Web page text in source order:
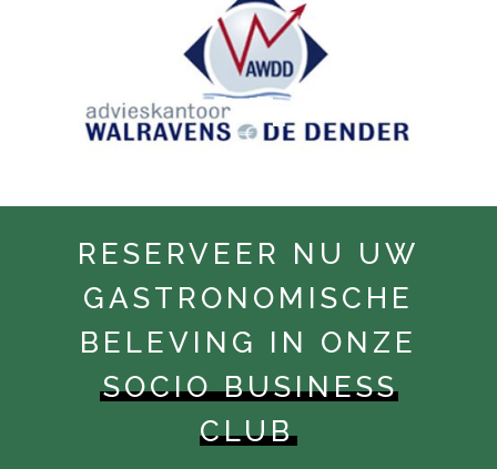
RESERVEER NU UW
GASTRONOMISCHE
BELEVING IN ONZE
SOCIO BUSINESS
CLUB